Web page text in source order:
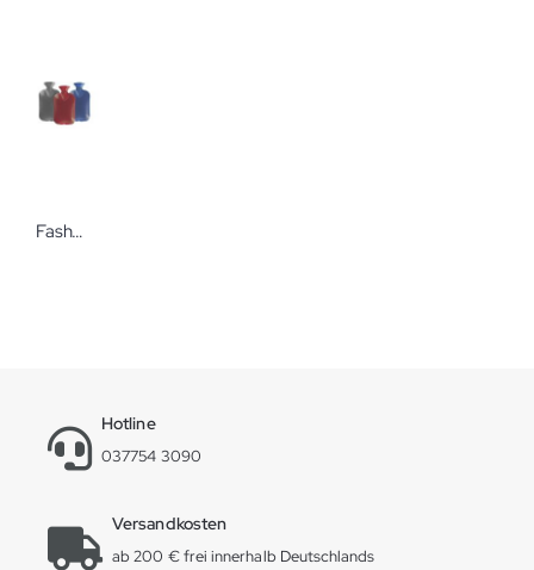
Fashy Wärmflasche Doppellamelle Kuschelige Wärme für das Wohlbefinden
Hotline
037754 3090
Versandkosten
ab 200 € frei innerhalb Deutschlands